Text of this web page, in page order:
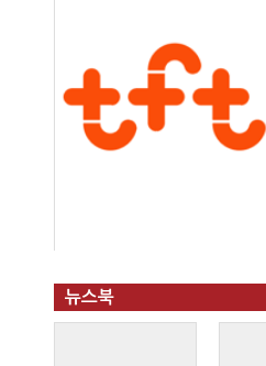
뉴스북